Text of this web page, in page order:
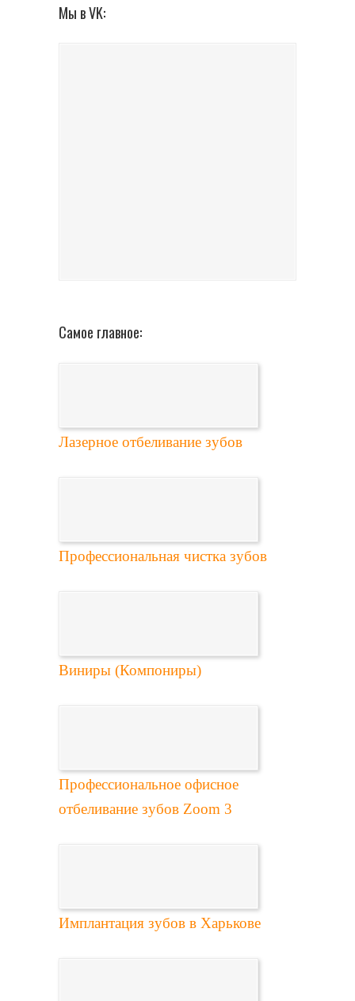
Мы в VK:
Самое главное:
Лазерное отбеливание зубов
Профессиональная чистка зубов
Виниры (Компониры)
Профессиональное офисное
отбеливание зубов Zoom 3
Имплантация зубов в Харькове